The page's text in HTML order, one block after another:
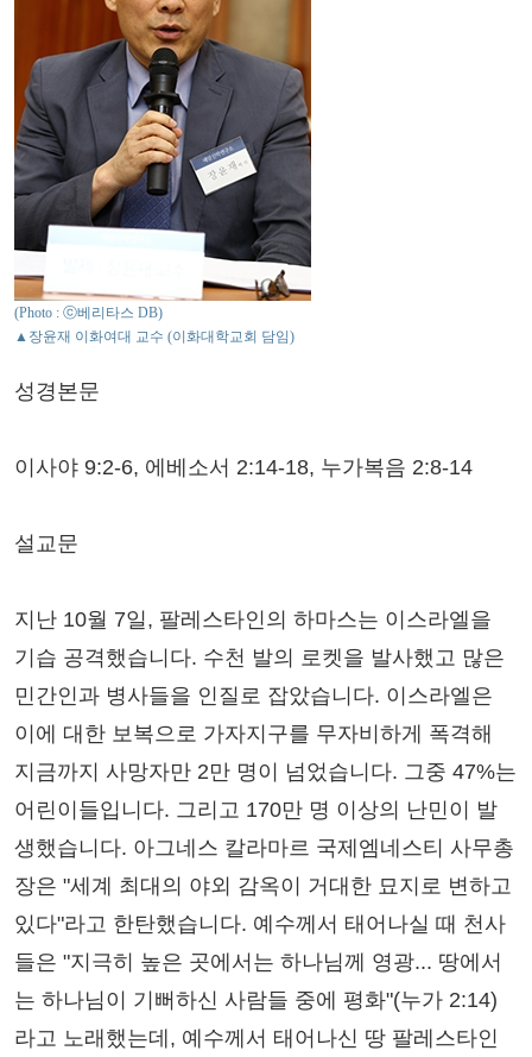
(Photo : ⓒ베리타스 DB)
▲장윤재 이화여대 교수 (이화대학교회 담임)
성경본문
이사야 9:2-6, 에베소서 2:14-18, 누가복음 2:8-14
설교문
지난 10월 7일, 팔레스타인의 하마스는 이스라엘을
기습 공격했습니다. 수천 발의 로켓을 발사했고 많은
민간인과 병사들을 인질로 잡았습니다. 이스라엘은
이에 대한 보복으로 가자지구를 무자비하게 폭격해
지금까지 사망자만 2만 명이 넘었습니다. 그중 47%는
어린이들입니다. 그리고 170만 명 이상의 난민이 발
생했습니다. 아그네스 칼라마르 국제엠네스티 사무총
장은 "세계 최대의 야외 감옥이 거대한 묘지로 변하고
있다"라고 한탄했습니다. 예수께서 태어나실 때 천사
들은 "지극히 높은 곳에서는 하나님께 영광... 땅에서
는 하나님이 기뻐하신 사람들 중에 평화"(누가 2:14)
라고 노래했는데, 예수께서 태어나신 땅 팔레스타인